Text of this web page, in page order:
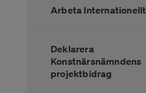
Arbeta Internationellt
Deklarera
Konstnärsnämndens
projektbidrag